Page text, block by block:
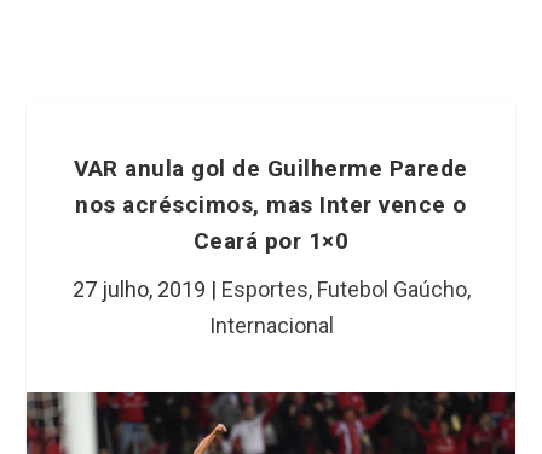
VAR anula gol de Guilherme Parede
nos acréscimos, mas Inter vence o
Ceará por 1×0
27 julho, 2019 | Esportes, Futebol Gaúcho,
Internacional